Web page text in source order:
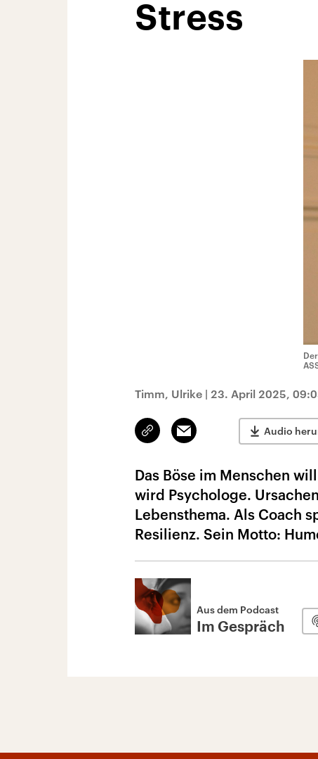
Stress
Timm, Ulrike | 23. April 2025,
Link
kopieren/teilen
Email Audio
Das Böse im Menschen
wird Psychologe.
Lebensthema. Als Coach
Resilienz. Sein Motto:
Aus dem Podcast
Im Gespräch